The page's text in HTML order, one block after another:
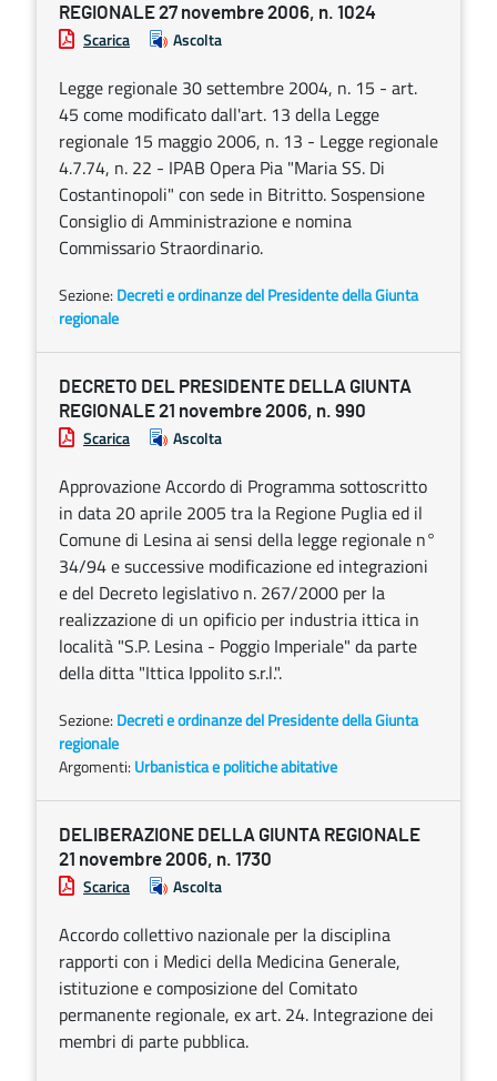
REGIONALE 27 novembre 2006, n. 1024
Scarica Ascolta
Legge regionale 30 settembre 2004, n. 15 - art.
45 come modificato dall'art. 13 della Legge
regionale 15 maggio 2006, n. 13 - Legge regionale
4.7.74, n. 22 - IPAB Opera Pia "Maria SS. Di
Costantinopoli" con sede in Bitritto. Sospensione
Consiglio di Amministrazione e nomina
Commissario Straordinario.
Sezione: Decreti e ordinanze del Presidente della Giunta
regionale
DECRETO DEL PRESIDENTE DELLA GIUNTA
REGIONALE 21 novembre 2006, n. 990
Scarica Ascolta
Approvazione Accordo di Programma sottoscritto
in data 20 aprile 2005 tra la Regione Puglia ed il
Comune di Lesina ai sensi della legge regionale n°
34/94 e successive modificazione ed integrazioni
e del Decreto legislativo n. 267/2000 per la
realizzazione di un opificio per industria ittica in
località "S.P. Lesina - Poggio Imperiale" da parte
della ditta "Ittica Ippolito s.r.l.".
Sezione: Decreti e ordinanze del Presidente della Giunta
regionale
Argomenti: Urbanistica e politiche abitative
DELIBERAZIONE DELLA GIUNTA REGIONALE
21 novembre 2006, n. 1730
Scarica Ascolta
Accordo collettivo nazionale per la disciplina
rapporti con i Medici della Medicina Generale,
istituzione e composizione del Comitato
permanente regionale, ex art. 24. Integrazione dei
membri di parte pubblica.